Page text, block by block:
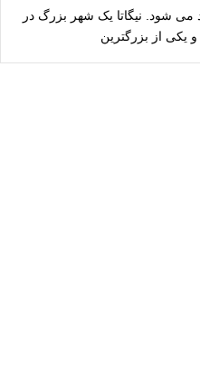
می شود. نیگاتا یک شهر بزرگ در
و یکی از بزرگترین